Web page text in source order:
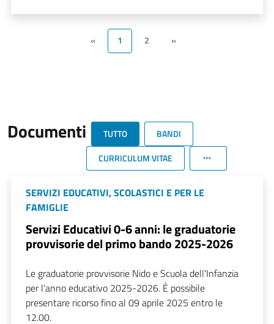
« 1 2 »
Documenti TUTTO
BANDI
CURRICULUM VITAE
SERVIZI EDUCATIVI, SCOLASTICI E PER LE
FAMIGLIE
Servizi Educativi 0-6 anni: le graduatorie
provvisorie del primo bando 2025-2026
Le graduatorie provvisorie Nido e Scuola dell'Infanzia
per l'anno educativo 2025-2026. È possibile
presentare ricorso fino al 09 aprile 2025 entro le
12.00.